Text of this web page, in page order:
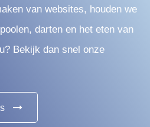
van websites, houden we
darten en het eten van
Bekijk dan snel onze